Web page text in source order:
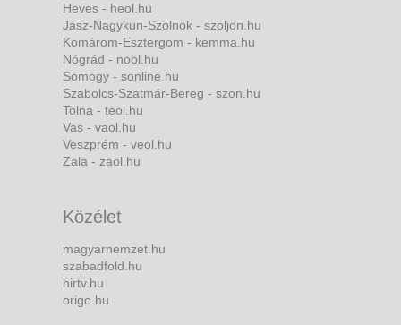
Heves - heol.hu
Jász-Nagykun-Szolnok - szoljon.hu
Komárom-Esztergom - kemma.hu
Nógrád - nool.hu
Somogy - sonline.hu
Szabolcs-Szatmár-Bereg - szon.hu
Tolna - teol.hu
Vas - vaol.hu
Veszprém - veol.hu
Zala - zaol.hu
Közélet
magyarnemzet.hu
szabadfold.hu
hirtv.hu
origo.hu